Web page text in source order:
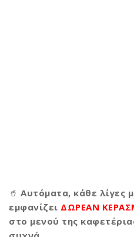
🥤 Αυτόματα, κάθε λίγες
εμφανίζει ΔΩΡΕΑΝ
στο μενού της